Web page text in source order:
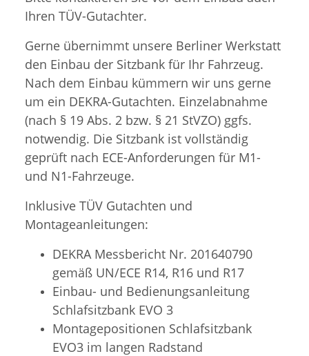
Ihren TÜV-Gutachter.
Gerne übernimmt unsere Berliner Werkstatt
den Einbau der Sitzbank für Ihr Fahrzeug.
Nach dem Einbau kümmern wir uns gerne
um ein DEKRA-Gutachten. Einzelabnahme
(nach § 19 Abs. 2 bzw. § 21 StVZO) ggfs.
notwendig. Die Sitzbank ist vollständig
geprüft nach ECE-Anforderungen für M1-
und N1-Fahrzeuge.
Inklusive TÜV Gutachten und
Montageanleitungen:
DEKRA Messbericht Nr. 201640790
gemäß UN/ECE R14, R16 und R17
Einbau- und Bedienungsanleitung
Schlafsitzbank EVO 3
Montagepositionen Schlafsitzbank
EVO3 im langen Radstand